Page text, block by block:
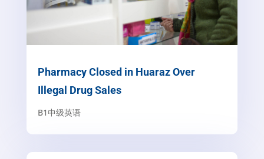
Pharmacy Closed in Huaraz Over
Illegal Drug Sales
B1中级英语